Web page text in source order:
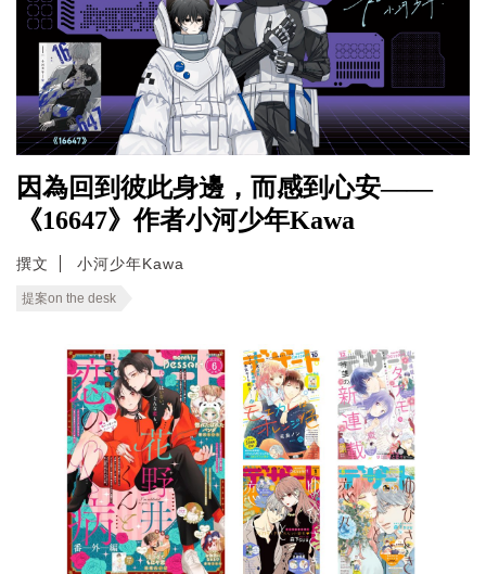
因為回到彼此身邊，而感到心安——
《16647》作者小河少年Kawa
撰文 小河少年Kawa
提案on the desk